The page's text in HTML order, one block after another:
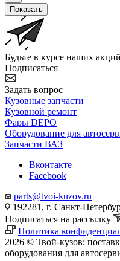
Показать
Будьте в курсе наших
Подписаться
Задать вопрос
Кузовные запчасти
Кузовной ремонт
Фары DEPO
Оборудование для
Запчасти ВАЗ
Вконтакте
Facebook
parts@tvoi-kuzov.ru
192281, г. Санкт-
Подписаться на рассылку
Политика
2026 © Твой-кузов:
оборудования для